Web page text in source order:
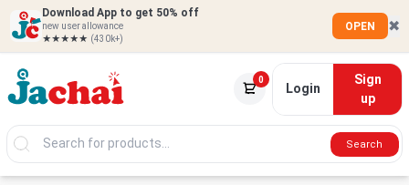
Download App to get 50% off
new user allowance
★★★★★ (430k+)
OPEN ✖
0
Login
Sign
up
Search